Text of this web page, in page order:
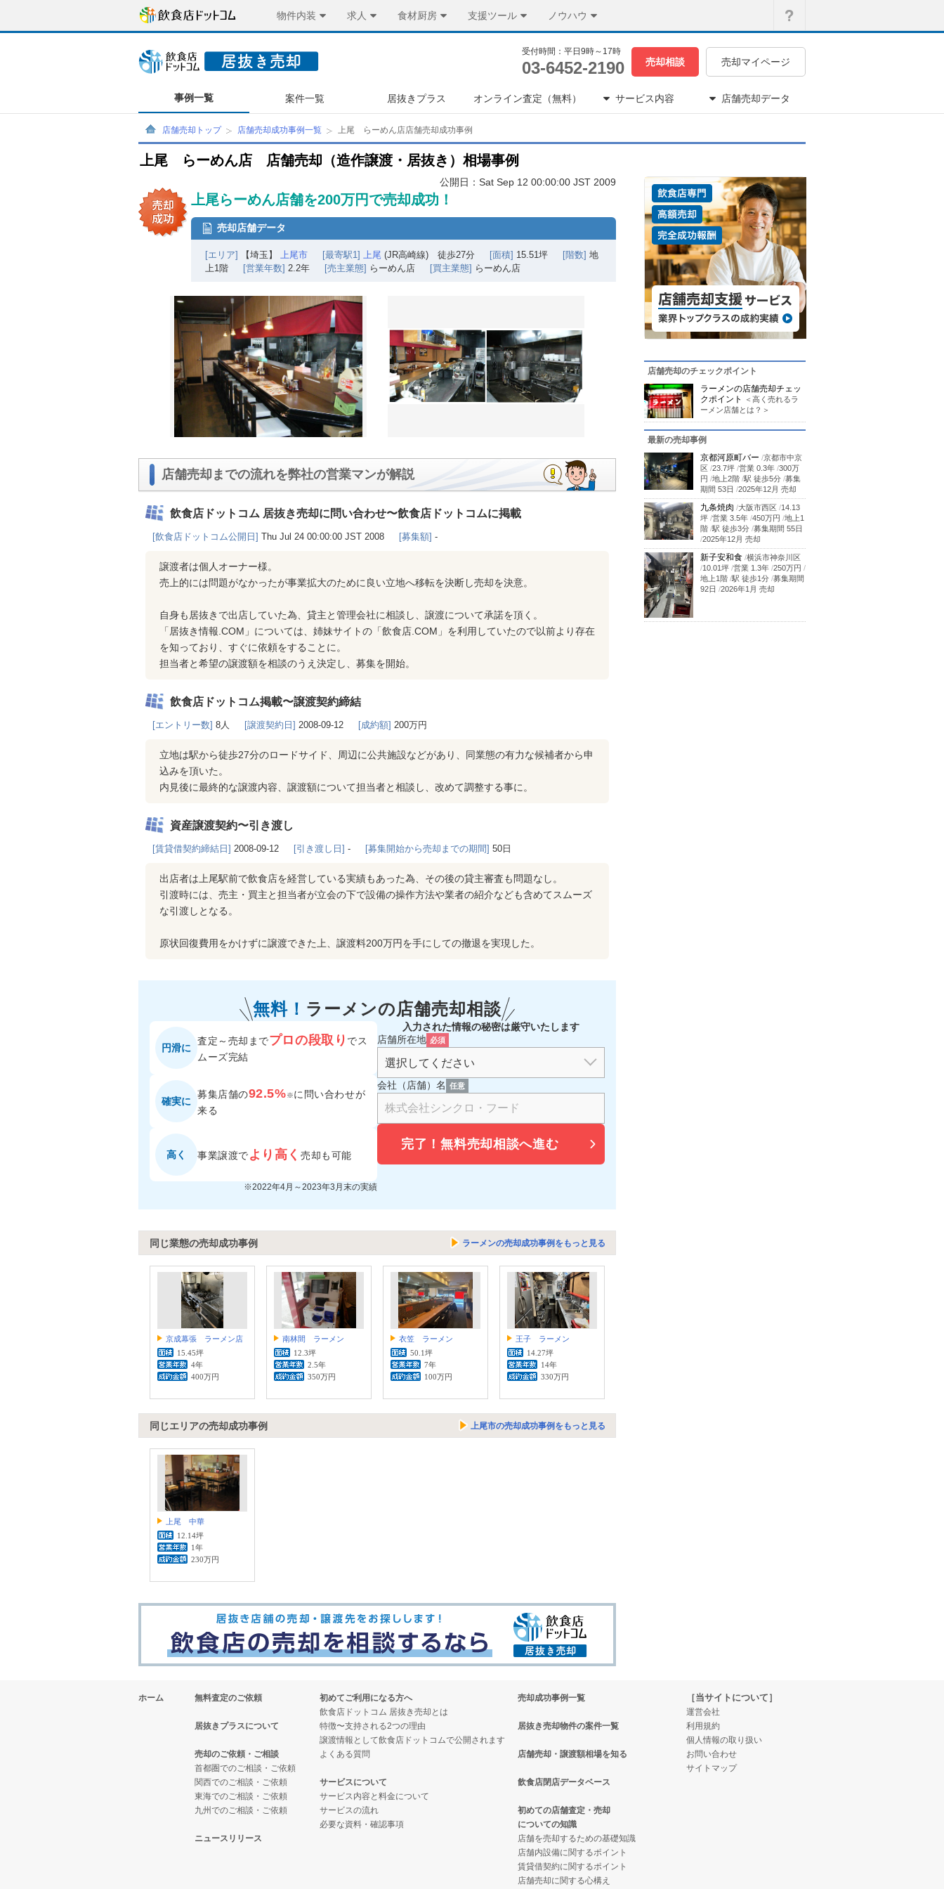
物件内装 求人 食材厨房 支援ツール ノウハウ
受付時間：平日9時～17時
03-6452-2190 売却相談 売却マイページ
事例一覧 案件一覧 居抜きプラス オンライン査定（無料） サービス内容 店舗売却データ
店舗売却トップ 店舗売却成功事例一覧 上尾 らーめん店店舗売却成功事例
上尾 らーめん店 店舗売却（造作譲渡・居抜き）相場事例
公開日：Sat Sep 12 00:00:00 JST 2009
上尾らーめん店舗を200万円で売却成功！
売却店舗データ
[エリア] 【埼玉】 上尾市 [最寄駅1] 上尾 (JR高崎線) 徒歩27分 [面積] 15.51坪 [階数] 地
上1階
[営業年数] 2.2年 [売主業態] らーめん店 [買主業態] らーめん店
店舗売却までの流れを弊社の営業マンが解説
飲食店ドットコム 居抜き売却に問い合わせ〜飲食店ドットコムに掲載
[飲食店ドットコム公開日] Thu Jul 24 00:00:00 JST 2008 [募集額] -
譲渡者は個人オーナー様。
売上的には問題がなかったが事業拡大のために良い立地へ移転を決断し売却を決意。
自身も居抜きで出店していた為、貸主と管理会社に相談し、譲渡について承諾を頂く。
「居抜き情報.COM」については、姉妹サイトの「飲食店.COM」を利用していたので以前より存在
を知っており、すぐに依頼をすることに。
担当者と希望の譲渡額を相談のうえ決定し、募集を開始。
飲食店ドットコム掲載〜譲渡契約締結
[エントリー数] 8人 [譲渡契約日] 2008-09-12 [成約額] 200万円
立地は駅から徒歩27分のロードサイド、周辺に公共施設などがあり、同業態の有力な候補者から申
込みを頂いた。
内見後に最終的な譲渡内容、譲渡額について担当者と相談し、改めて調整する事に。
資産譲渡契約〜引き渡し
[賃貸借契約締結日] 2008-09-12 [引き渡し日] - [募集開始から売却までの期間] 50日
出店者は上尾駅前で飲食店を経営している実績もあった為、その後の貸主審査も問題なし。
引渡時には、売主・買主と担当者が立会の下で設備の操作方法や業者の紹介なども含めてスムーズ
な引渡しとなる。
原状回復費用をかけずに譲渡できた上、譲渡料200万円を手にしての撤退を実現した。
無料！ ラーメンの店舗売却相談
円滑に
査定～売却までプロの段取り でス
ムーズ完結
確実に
募集店舗の92.5%※に 問い合わせが
来る
高く 事業譲渡でより高く売却も可能
※2022年4月～2023年3月末の実績
入力された情報の秘密は厳守いたします
店舗所在地 必須
会社（店舗）名 任意
完了！無料売却相談へ進む
同じ業態の売却成功事例 ラーメンの売却成功事例をもっと見る
京成幕張 ラーメン店
15.45坪
4年
400万円
南林間 ラーメン
12.3坪
2.5年
350万円
衣笠 ラーメン
50.1坪
7年
100万円
王子 ラーメン
14.27坪
14年
330万円
同じエリアの売却成功事例 上尾市の売却成功事例をもっと見る
上尾 中華
12.14坪
1年
230万円
店舗売却のチェックポイント
ラーメンの店舗売却チェッ
クポイント
＜高く売れるラ
ーメン店舗とは？＞
最新の売却事例
京都河原町バー /京都市中京
区 /23.7坪 /営業 0.3年 /300万
円 /地上2階 /駅 徒歩5分 /募集
期間 53日 /2025年12月 売却
九条焼肉 /大阪市西区 /14.13
坪 /営業 3.5年 /450万円 /地上1
階 /駅 徒歩3分 /募集期間 55日
/2025年12月 売却
新子安和食 /横浜市神奈川区
/10.01坪 /営業 1.3年 /250万円 /
地上1階 /駅 徒歩1分 /募集期間
92日 /2026年1月 売却
ホーム 無料査定のご依頼
居抜きプラスについて
売却のご依頼・ご相談
首都圏でのご相談・ご依頼
関西でのご相談・ご依頼
東海でのご相談・ご依頼
九州でのご相談・ご依頼
ニュースリリース
初めてご利用になる方へ
飲食店ドットコム 居抜き売却とは
特徴〜支持される2つの理由
譲渡情報として飲食店ドットコムで公開されます
よくある質問
サービスについて
サービス内容と料金について
サービスの流れ
必要な資料・確認事項
売却成功事例一覧
居抜き売却物件の案件一覧
店舗売却・譲渡額相場を知る
飲食店閉店データベース
初めての店舗査定・売却
についての知識
店舗を売却するための基礎知識
店舗内設備に関するポイント
賃貸借契約に関するポイント
店舗売却に関する心構え
［当サイトについて］
運営会社
利用規約
個人情報の取り扱い
お問い合わせ
サイトマップ